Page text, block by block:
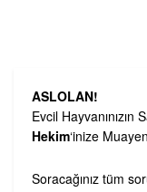
ASLOLAN!
Evcil Hayvanınızın
Hekim‘inize
Soracağınız tüm